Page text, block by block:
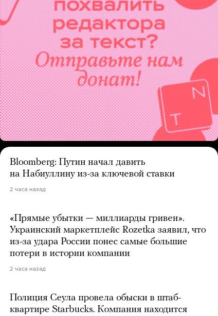
Bloomberg: Путин начал давить
на Набиуллину из-за ключевой ставки
2 часа назад
«Прямые убытки — миллиарды гривен».
Украинский маркетплейс Rozetka заявил, что
из-за удара России понес самые большие
потери в истории компании
2 часа назад
Полиция Сеула провела обыски в штаб-
квартире Starbucks. Компания находится